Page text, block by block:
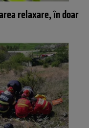
relaxare, în doar